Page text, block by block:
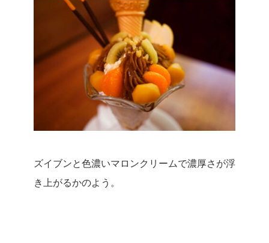
ズイブンと色濃いマロンクリームで濃厚さが浮
き上がるかのよう。